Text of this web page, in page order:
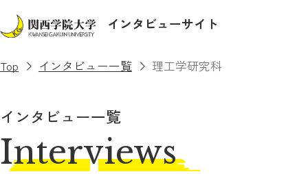
インタビューサイト
Top インタビュー一覧 理工学研究科
インタビュー一覧
Interviews